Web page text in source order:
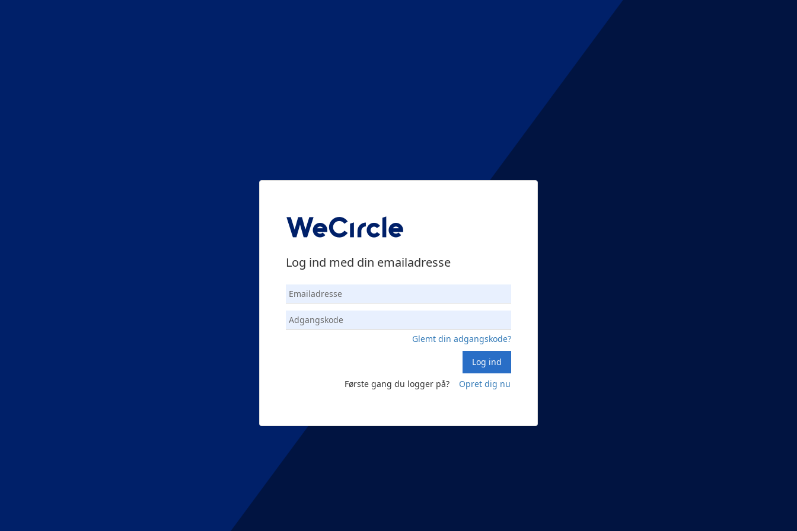
Log ind med din emailadresse
Glemt din adgangskode?
Log ind
Første gang du logger på?
Opret dig nu